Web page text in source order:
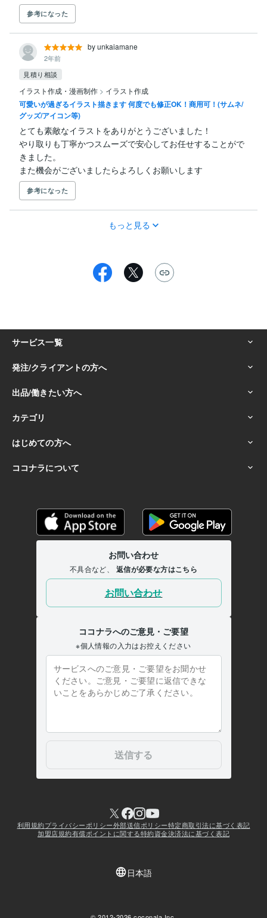
参考になった
by unkaiamane
2年前
見積り相談
イラスト作成・漫画制作 > イラスト作成
可愛いが過ぎるイラスト描きます 何度でも修正OK！商用可！(サムネ/
グッズ/アイコン等)
とても素敵なイラストをありがとうございました！
やり取りも丁寧かつスムーズで安心してお任せすることがで
きました。
また機会がございましたらよろしくお願いします
参考になった
もっと見る